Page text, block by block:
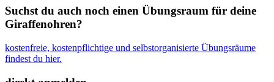
Suchst du auch noch einen Übungsraum für deine
Giraffenohren?
kostenfreie, kostenpflichtige und selbstorganisierte Übungsräume
findest du hier.